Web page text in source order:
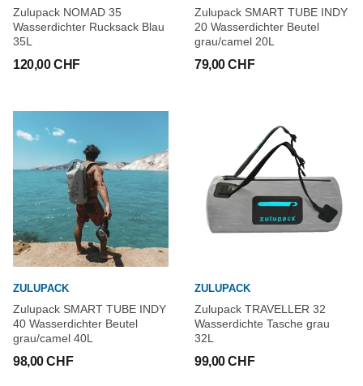
Zulupack NOMAD 35
Wasserdichter Rucksack Blau
35L
120,00 CHF
Zulupack SMART TUBE INDY
20 Wasserdichter Beutel
grau/camel 20L
79,00 CHF
ZULUPACK
Zulupack SMART TUBE INDY
40 Wasserdichter Beutel
grau/camel 40L
98,00 CHF
ZULUPACK
Zulupack TRAVELLER 32
Wasserdichte Tasche grau
32L
99,00 CHF